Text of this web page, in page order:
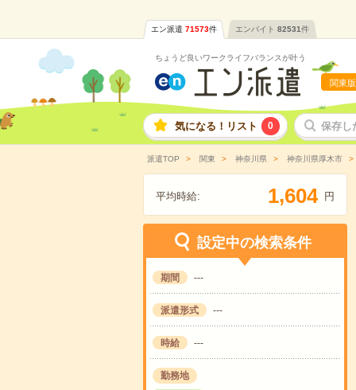
エン派遣 71573件 エンバイト 82531件
ちょうど良いワークライフバランスが叶う
関東版
気になる！リスト 0 保存し
派遣TOP 関東 神奈川県 神奈川県厚木市
平均時給: 1,604 円
設定中の検索条件
期間 ---
派遣形式 ---
時給 ---
勤務地